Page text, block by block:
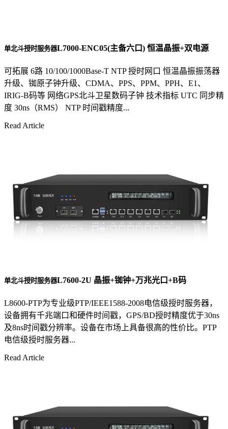
单北斗授时服务器L7000-ENC05(主备六口) 恒温晶振+双电源
可拓展 6路 10/100/1000Base-T NTP 授时网口 恒温晶振振荡器
升级、铷原子钟升级、CDMA、PPS、PPM、PPH、E1、
IRIG-B码等 网络GPS北斗卫星数码子钟 技术指标 UTC 同步精
度 30ns（RMS） NTP 时间戳精度...
Read Article
单北斗授时服务器L7600-2U 晶振+铷钟+万兆光口+B码
L8600-PTP为专业级PTP/IEEE1588-2008电信级授时服务器，
设备拥有千兆端口和硬件时间戳，GPS/BD授时精度优于30ns
及8ns时间戳分辨率。设备在市场上具备很高的性价比。PTP
电信级授时服务器...
Read Article